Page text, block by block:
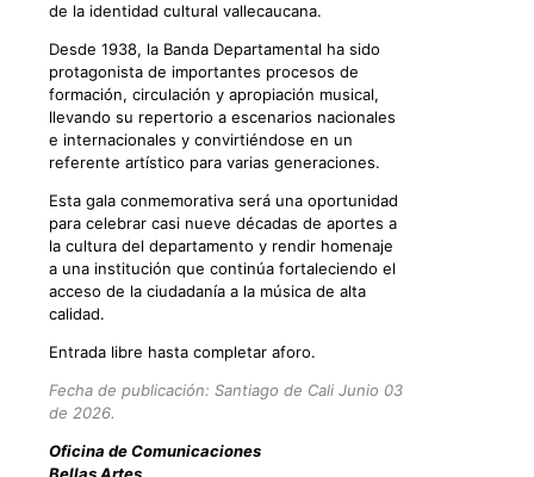
de la identidad cultural vallecaucana.
Desde 1938, la Banda Departamental ha sido
protagonista de importantes procesos de
formación, circulación y apropiación musical,
llevando su repertorio a escenarios nacionales
e internacionales y convirtiéndose en un
referente artístico para varias generaciones.
Esta gala conmemorativa será una oportunidad
para celebrar casi nueve décadas de aportes a
la cultura del departamento y rendir homenaje
a una institución que continúa fortaleciendo el
acceso de la ciudadanía a la música de alta
calidad.
Entrada libre hasta completar aforo.
Fecha de publicación: Santiago de Cali Junio 03
de 2026.
Oficina de Comunicaciones